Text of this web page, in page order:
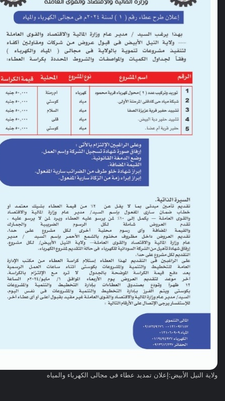
ولاية النيل الأبيض:إعلان تمديد عطاء فى مجالى الكهرباء والمياه